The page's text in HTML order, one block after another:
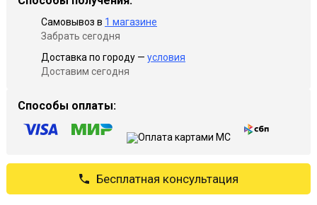
Самовывоз в 1 магазине
Забрать сегодня
Доставка по городу — условия
Доставим сегодня
Способы оплаты:
Бесплатная консультация